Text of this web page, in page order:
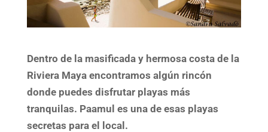
Dentro de la masificada y hermosa costa de la
Riviera Maya encontramos algún rincón
donde puedes disfrutar playas más
tranquilas. Paamul es una de esas playas
secretas para el local.